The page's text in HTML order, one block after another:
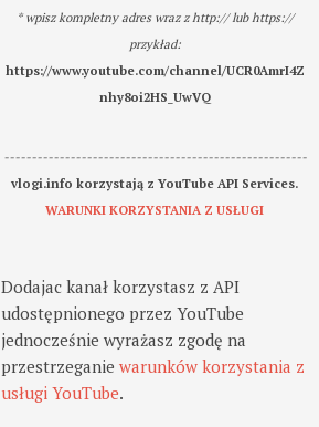
* wpisz kompletny adres wraz z http:// lub https://
przykład:
https://www.youtube.com/channel/UCR0AmrI4Z
nhy8oi2HS_UwVQ
-------------------------------------------------------
vlogi.info korzystają z YouTube API Services.
WARUNKI KORZYSTANIA Z USŁUGI
Dodajac kanał korzystasz z API
udostępnionego przez YouTube
jednocześnie wyrażasz zgodę na
przestrzeganiewarunków korzystania z
usługi YouTube.